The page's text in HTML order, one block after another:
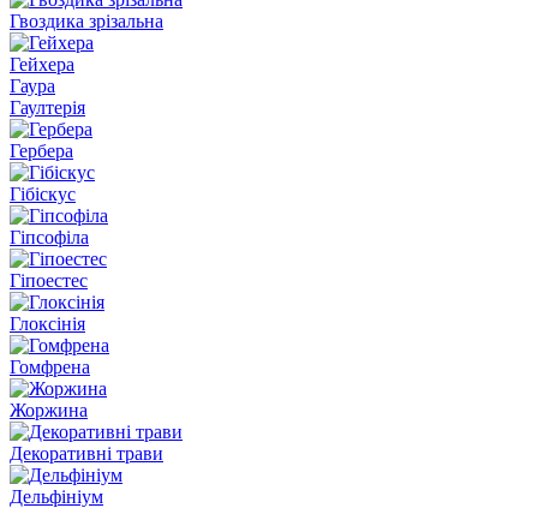
Гвоздика зрізальна
Гейхера
Гаура
Гаултерія
Гербера
Гібіскус
Гіпсофіла
Гіпоестес
Глоксінія
Гомфрена
Жоржина
Декоративні трави
Дельфініум